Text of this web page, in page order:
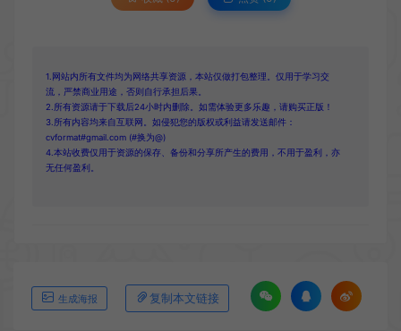
1.网站内所有文件均为网络共享资源，本站仅做打包整理。仅用于学习交
流，严禁商业用途，否则自行承担后果。
2.所有资源请于下载后24小时内删除。如需体验更多乐趣，请购买正版！
3.所有内容均来自互联网。如侵犯您的版权或利益请发送邮件：
cvformat#gmail.com (#换为@)
4.本站收费仅用于资源的保存、备份和分享所产生的费用，不用于盈利，亦
无任何盈利。
生成海报 复制本文链接